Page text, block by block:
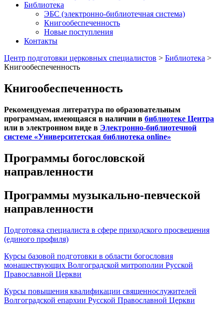
Библиотека
ЭБС (электронно-библиотечная система)
Книгообеспеченность
Новые поступления
Контакты
Центр подготовки церковных специалистов > Библиотека >
Книгообеспеченность
Книгообеспеченность
Рекомендуемая литература по образовательным
программам, имеющаяся в наличии в библиотеке Центра
или в электронном виде в Электронно-библиотечной
системе «Университетская библиотека online»
Программы богословской
направленности
Программы музыкально-певческой
направленности
Подготовка специалиста в сфере приходского просвещения
(единого профиля)
Курсы базовой подготовки в области богословия
монашествующих Волгоградской митрополии Русской
Православной Церкви
Курсы повышения квалификации священнослужителей
Волгоградской епархии Русской Православной Церкви